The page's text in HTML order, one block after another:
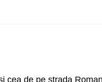
cea de pe strada